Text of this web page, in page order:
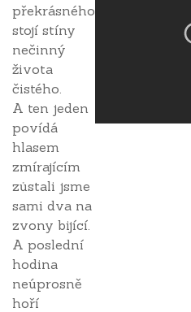
překrásného
stojí stíny
nečinný
života
čistého.
A ten jeden
povídá
hlasem
zmírajícím
zůstali jsme
sami dva na
zvony bijící.
A poslední
hodina
neúprosně
hoří